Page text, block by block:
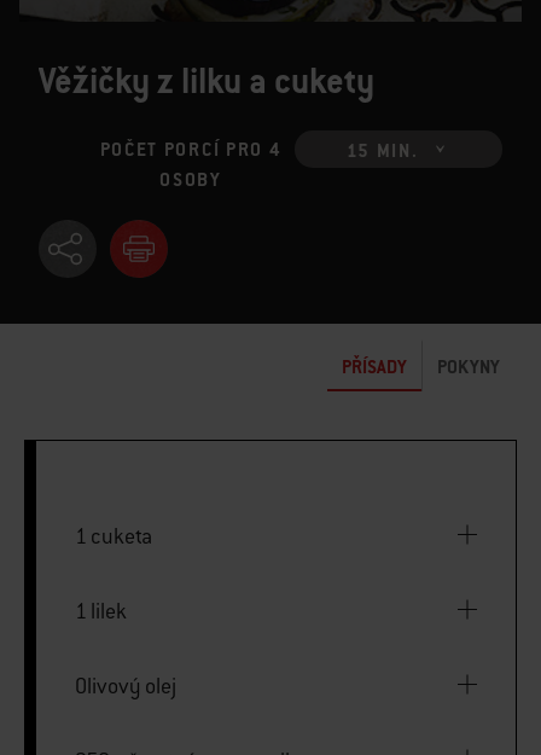
Věžičky z lilku a cukety
POČET PORCÍ PRO 4
OSOBY
15 MIN.
PŘÍSADY POKYNY
1 cuketa
1 lilek
Olivový olej